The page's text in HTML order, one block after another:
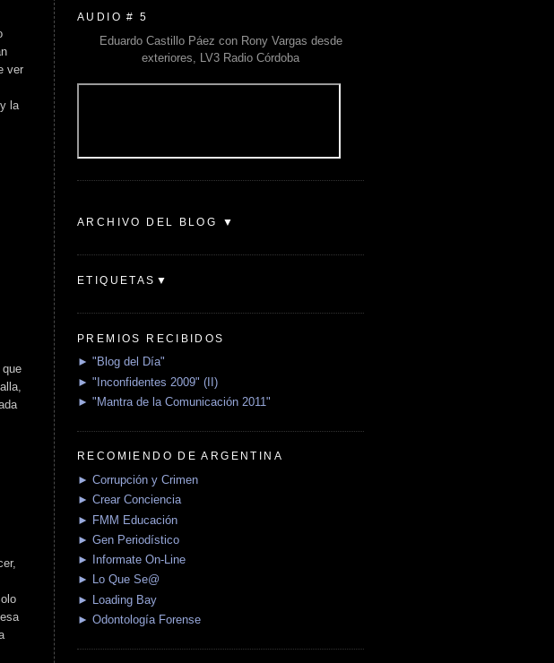
ver
la
AUDIO # 5
Eduardo Castillo Páez con Rony Vargas desde
exteriores, LV3 Radio Córdoba
ARCHIVO DEL BLOG ▼
ETIQUETAS▼
PREMIOS RECIBIDOS
► "Blog del Día"
► "Inconfidentes 2009" (II)
► "Mantra de la Comunicación 2011"
RECOMIENDO DE ARGENTINA
► Corrupción y Crimen
► Crear Conciencia
► FMM Educación
► Gen Periodístico
► Informate On-Line
► Lo Que Se@
► Loading Bay
► Odontología Forense